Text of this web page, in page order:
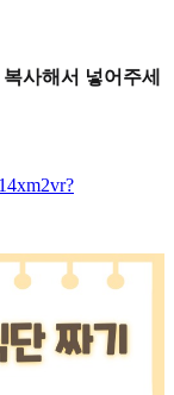
사해서 넣어주세